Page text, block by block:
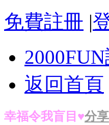
免費註冊 |
返回首頁
幸福令我盲目♥分享